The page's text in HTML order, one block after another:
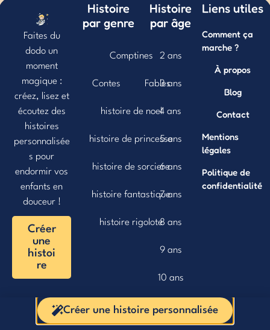
Faites du
dodo un
moment
magique :
créez, lisez et
écoutez des
histoires
personnalisée
s pour
endormir vos
enfants en
douceur !
Créer
une
histoi
re
Histoire
par genre
Comptines
Contes Fables
histoire de noel
histoire de princesse
histoire de sorciere
histoire fantastique
histoire rigolote
Histoire
par âge
2 ans
3 ans
4 ans
5 ans
6 ans
7 ans
8 ans
9 ans
10 ans
Liens utiles
Comment ça
marche ?
À propos
Blog
Contact
Mentions
légales
Politique de
confidentialité
Little Story Planet 2025 - Tous droits réservés
Créer une histoire personnalisée